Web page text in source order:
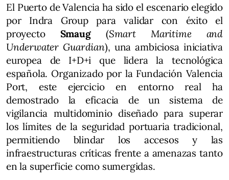
El Puerto de Valencia ha sido el escenario elegido
por Indra Group para validar con éxito el
proyecto Smaug(Smart Maritime and
Underwater Guardian), una ambiciosa iniciativa
europea de I+D+i que lidera la tecnológica
española. Organizado por la Fundación Valencia
Port, este ejercicio en entorno real ha
demostrado la eficacia de un sistema de
vigilancia multidominio diseñado para superar
los límites de la seguridad portuaria tradicional,
permitiendo blindar los accesos y las
infraestructuras críticas frente a amenazas tanto
en la superficie como sumergidas.